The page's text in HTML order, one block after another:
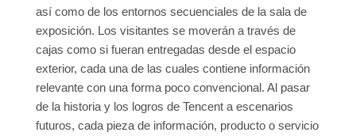
así como de los entornos secuenciales de la sala de
exposición. Los visitantes se moverán a través de
cajas como si fueran entregadas desde el espacio
exterior, cada una de las cuales contiene información
relevante con una forma poco convencional. Al pasar
de la historia y los logros de Tencent a escenarios
futuros, cada pieza de información, producto o servicio